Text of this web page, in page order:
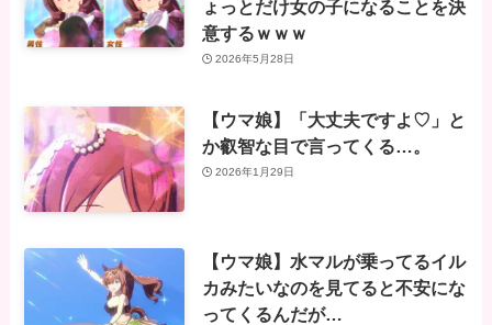
ょっとだけ女の子になることを決
意するｗｗｗ
2026年5月28日
【ウマ娘】「大丈夫ですよ♡」と
か叡智な目で言ってくる…。
2026年1月29日
【ウマ娘】水マルが乗ってるイル
カみたいなのを見てると不安にな
ってくるんだが…